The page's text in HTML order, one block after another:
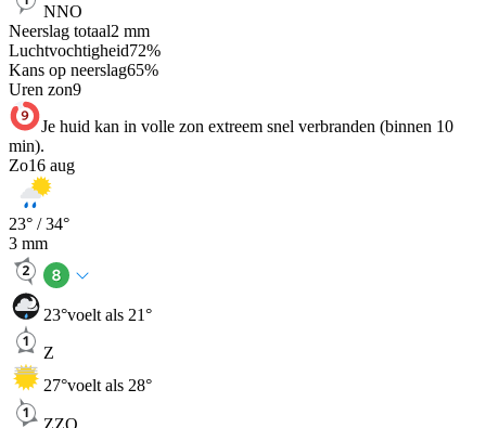
NNO
Neerslag totaal2 mm
Luchtvochtigheid72%
Kans op neerslag65%
Uren zon9
Je huid kan in volle zon extreem snel verbranden (binnen 10
min).
Zo16 aug
23° /34°
3 mm
23°voelt als 21°
Z
27°voelt als 28°
ZZO